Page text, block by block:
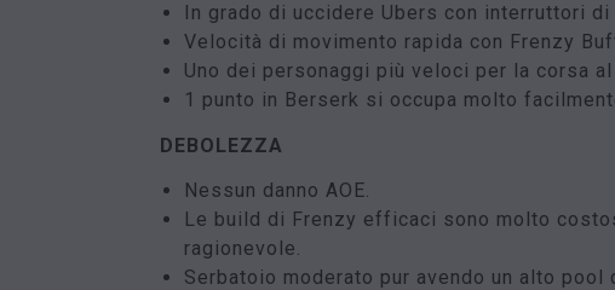
In grado di uccidere Ubers con interruttori di
Velocità di movimento rapida con Frenzy
Uno dei personaggi più veloci per la corsa al
1 punto in Berserk si occupa molto
DEBOLEZZA
Nessun danno AOE.
Le build di Frenzy efficaci sono molto
ragionevole.
Serbatoio moderato pur avendo un alto pool